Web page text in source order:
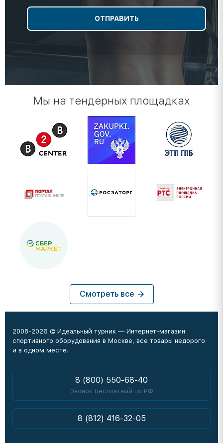
Мы на тендерных площадках
Смотреть все
2008-2026 © Идеальный турник — Интернет-магазин
спортивного оборудования в Москве, все товары недорого
и в одном месте.
8 (800) 550-68-40
Звонок бесплатный по РФ
8 (812) 416-32-05